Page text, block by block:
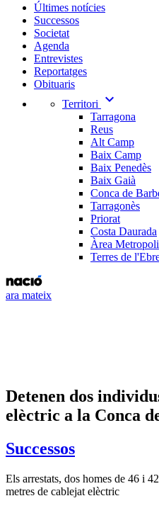
Últimes notícies
Successos
Societat
Agenda
Entrevistes
Reportatges
Obituaris
Territori
expand_more
Tarragona
Reus
Alt Camp
Baix Camp
Baix Penedès
Baix Gaià
Conca de
Tarragonès
Priorat
Costa Daurada
Àrea
Terres de
ara mateix
Detenen dos
elèctric a la Conca
Successos
Els arrestats, dos homes de 46 i
metres de cablejat elèctric